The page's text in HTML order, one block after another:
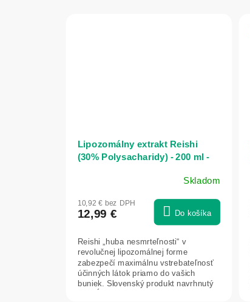
Lipozomálny extrakt Reishi
(30% Polysacharidy) - 200 ml -
Skladom
10,92 € bez DPH
12,99 € Do košíka
Reishi „huba nesmrteľnosti“ v
revolučnej lipozomálnej forme
zabezpečí maximálnu vstrebateľnosť
účinných látok priamo do vašich
buniek. Slovenský produkt navrhnutý